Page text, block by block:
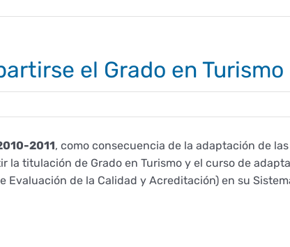
el Grado en Turismo
2011, como consecuencia de la adaptación de
la titulación de Grado en Turismo y el curso de
Evaluación de la Calidad y Acreditación) en su